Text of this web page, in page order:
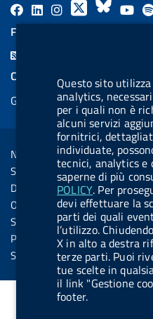
Questo sito
analytics,
per i quali non è
alcuni servizi
fornitrici,
individuate,
tecnici, analytics e
saperne di più
POLICY. Per
devi effettuare la
parti dei quali
l’utilizzo.
X in alto a destra
terze parti. Puoi
tue scelte in
il link "Gestione
footer.
F
a
L
i
a
l
.
b
u
t
t
o
n
.
i
n
s
X
B
l
s
k
y
Y
o
u
b
e
FEED RSS
COOKIES
Gestione cookie
Sezione Link Utili
Note legali
Social Media Policy
Dichiarazione di accessibilità
Obiettivi di accessibilità
Statistiche sito
Privacy
Servizi Online